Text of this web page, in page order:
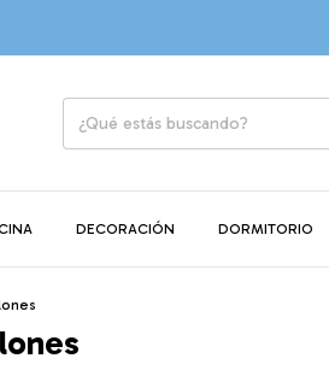
DECORACIÓN DORMITORIO